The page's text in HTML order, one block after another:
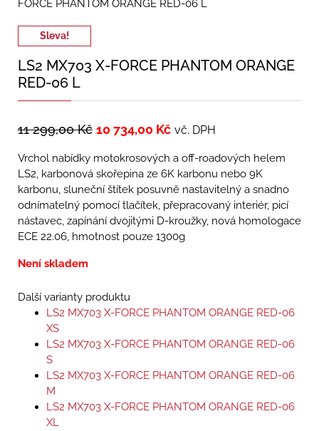
FORCE PHANTOM ORANGE RED-06 L
Sleva!
LS2 MX703 X-FORCE PHANTOM ORANGE
RED-06 L
11 299,00Kč 10 734,00 Kč vč. DPH
Vrchol nabídky motokrosových a off-roadových helem
LS2, karbonová skořepina ze 6K karbonu nebo 9K
karbonu, sluneční štítek posuvně nastavitelný a snadno
odnímatelný pomocí tlačítek, přepracovaný interiér, picí
nástavec, zapínání dvojitými D-kroužky, nová homologace
ECE 22.06, hmotnost pouze 1300g
Není skladem
Další varianty produktu
LS2 MX703 X-FORCE PHANTOM ORANGE RED-06
XS
LS2 MX703 X-FORCE PHANTOM ORANGE RED-06
S
LS2 MX703 X-FORCE PHANTOM ORANGE RED-06
M
LS2 MX703 X-FORCE PHANTOM ORANGE RED-06
XL